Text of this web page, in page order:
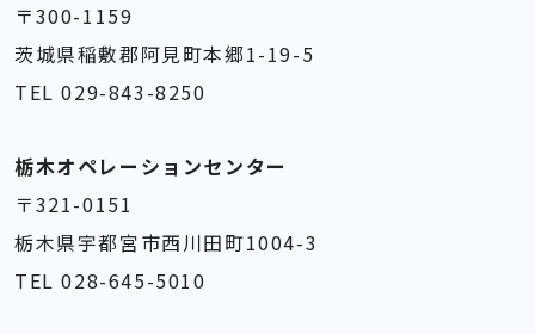
〒300-1159
茨城県稲敷郡阿見町本郷1-19-5
TEL 029-843-8250
栃木オペレーションセンター
〒321-0151
栃木県宇都宮市西川田町1004-3
TEL 028-645-5010